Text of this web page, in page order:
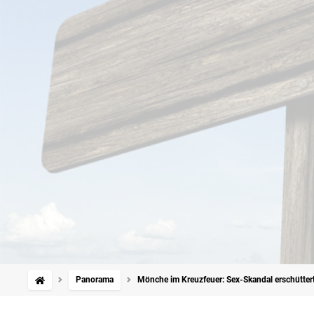
Panorama Mönche im Kreuzfeuer: Sex-Skandal